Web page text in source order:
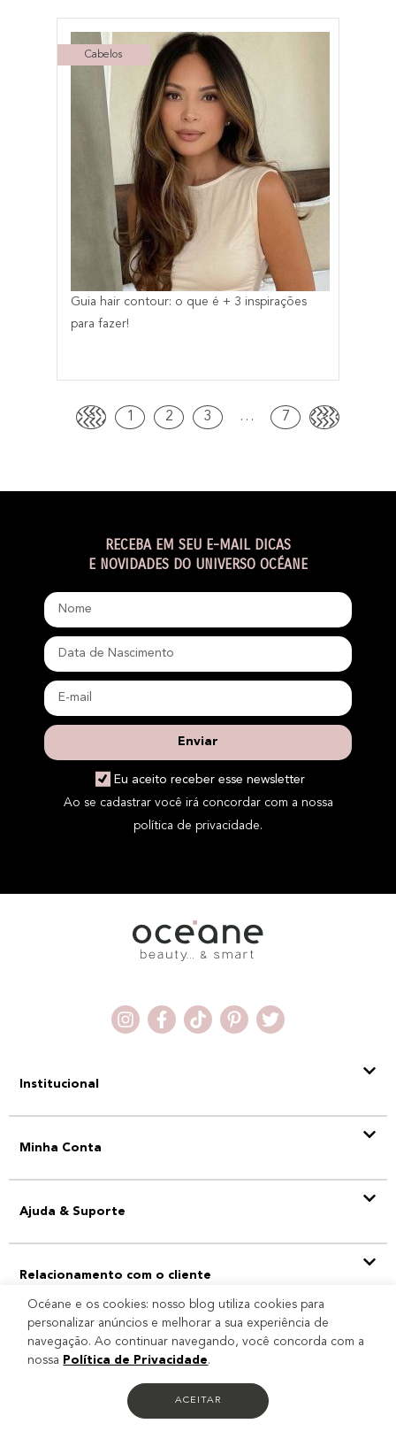
Cabelos
Guia hair contour: o que é + 3 inspirações
para fazer!
< 1 2 3 … 7 >
RECEBA EM SEU E-MAIL DICAS
E NOVIDADES DO UNIVERSO OCÉANE
Eu aceito receber esse newsletter
Enviar
Ao se cadastrar você irá concordar com a nossa
política de privacidade.
Institucional
Minha Conta
Ajuda & Suporte
Relacionamento com o cliente
Selo
Océane e os cookies: nosso blog utiliza cookies para
personalizar anúncios e melhorar a sua experiência de
navegação. Ao continuar navegando, você concorda com a
nossa Política de Privacidade.
ACEITAR